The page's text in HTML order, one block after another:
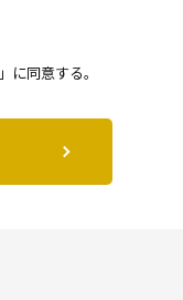
」に同意する。